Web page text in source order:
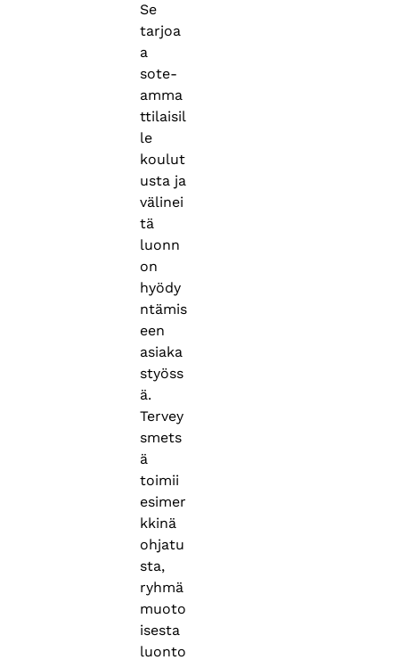
Se
tarjoa
a
sote-
amma
ttilaisil
le
koulut
usta ja
välinei
tä
luonn
on
hyödy
ntämis
een
asiaka
styöss
ä.
Tervey
smets
ä
toimii
esimer
kkinä
ohjatu
sta,
ryhmä
muoto
isesta
luonto